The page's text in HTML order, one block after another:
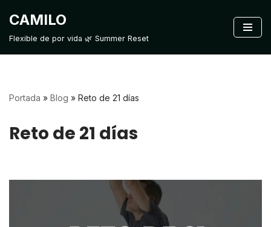
CAMILO
Flexible de por vida 🌿 Summer Reset
Portada » Blog » Reto de 21 días
Reto de 21 días